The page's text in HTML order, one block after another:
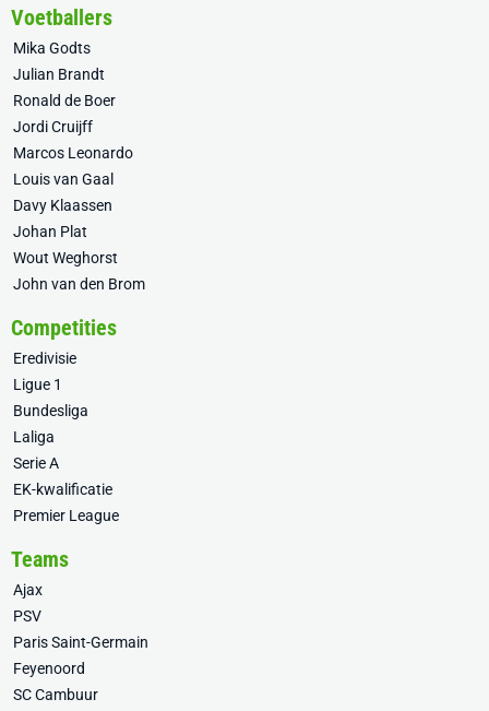
Voetballers
Mika Godts
Julian Brandt
Ronald de Boer
Jordi Cruijff
Marcos Leonardo
Louis van Gaal
Davy Klaassen
Johan Plat
Wout Weghorst
John van den Brom
Competities
Eredivisie
Ligue 1
Bundesliga
Laliga
Serie A
EK-kwalificatie
Premier League
Teams
Ajax
PSV
Paris Saint-Germain
Feyenoord
SC Cambuur